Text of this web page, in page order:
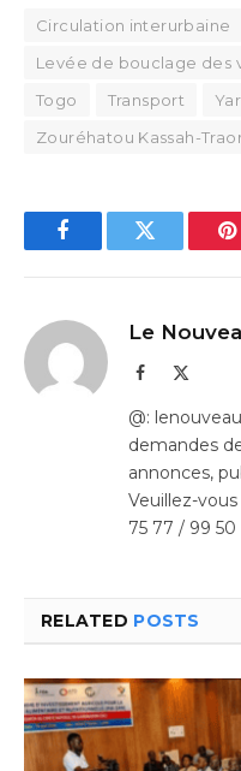
Circulation interurbaine
Levée de bouclage des
Togo
Transport
Zouréhatou Kassah-
FacebookTwitter
Le
Facebook
@:
demandes
annonces,
Veuillez-
75 77 / 99 50
RELATED POSTS